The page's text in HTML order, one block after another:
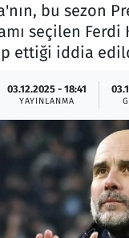
bu sezon
seçilen Ferdi
ettiği iddia
03.12.2025 - 18:41
YAYINLANMA